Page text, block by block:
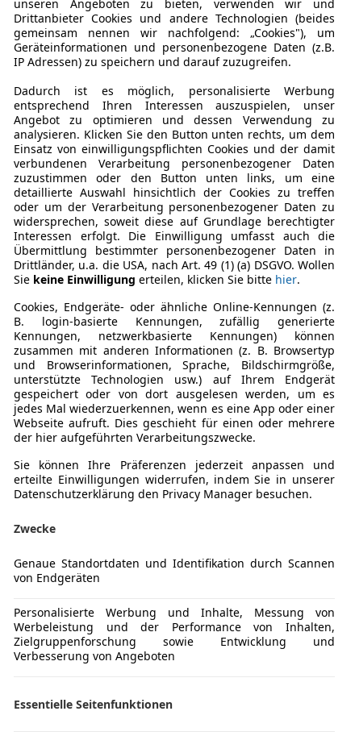
Schadstoffklasse
Euro 6
Kraftstoff
Diesel
Komfort
2-Zonen-
Einparkhilfe
Elektrische
Elektrische
Klimaanlage
Lichtsensor
Start/
Android
Apple
CD
Sicherheit
Mehr anzeigen
Außenfarbe
Silber
Lackierung
Andere
Farbe der Innenausstattung
Schwarz
Innenausstattung
Teilleder
RARE OPPORTUNITY FOR SALE:Volkswagen
history and genuine 8,500 km mileage. A vehicle in
exceptionally high specification is now available.
typical life of a work van; it comes from Germany,
as an in-house vehicle by the Porsche showroom
maximum care and premium maintenance. Year:
kW / 140 HP), reliable and dynamic. Transmission:
Gross weight: 3.5 tons, drivable with a category B
The vehicle is equipped with a wide range of
Adaptive Cruise Control (ACC), Lane Assist,
parking sensors with rear-view camera, heated
3,000 kg tow hitch (6,000 kg total combination
Mehr anzeigen
Mehr anzeigen
unseren Angeboten zu bieten, verwenden wir und
Drittanbieter Cookies und andere Technologien (beides
gemeinsam nennen wir nachfolgend: „Cookies"), um
Geräteinformationen und personenbezogene Daten (z.B.
IP Adressen) zu speichern und darauf zuzugreifen.
Dadurch ist es möglich, personalisierte Werbung
entsprechend Ihren Interessen auszuspielen, unser
Angebot zu optimieren und dessen Verwendung zu
analysieren. Klicken Sie den Button unten rechts, um dem
Einsatz von einwilligungspflichten Cookies und der damit
verbundenen Verarbeitung personenbezogener Daten
zuzustimmen oder den Button unten links, um eine
detaillierte Auswahl hinsichtlich der Cookies zu treffen
oder um der Verarbeitung personenbezogener Daten zu
widersprechen, soweit diese auf Grundlage berechtigter
Interessen erfolgt. Die Einwilligung umfasst auch die
Übermittlung bestimmter personenbezogener Daten in
Drittländer, u.a. die USA, nach Art. 49 (1) (a) DSGVO. Wollen
Sie keine Einwilligung erteilen, klicken Sie bitte hier.
Cookies, Endgeräte- oder ähnliche Online-Kennungen (z.
B. login-basierte Kennungen, zufällig generierte
Kennungen, netzwerkbasierte Kennungen) können
zusammen mit anderen Informationen (z. B. Browsertyp
und Browserinformationen, Sprache, Bildschirmgröße,
unterstützte Technologien usw.) auf Ihrem Endgerät
gespeichert oder von dort ausgelesen werden, um es
jedes Mal wiederzuerkennen, wenn es eine App oder einer
Webseite aufruft. Dies geschieht für einen oder mehrere
der hier aufgeführten Verarbeitungszwecke.
Sie können Ihre Präferenzen jederzeit anpassen und
erteilte Einwilligungen widerrufen, indem Sie in unserer
Datenschutzerklärung den Privacy Manager besuchen.
Zwecke
Genaue Standortdaten und Identifikation durch Scannen
von Endgeräten
Personalisierte Werbung und Inhalte, Messung von
Werbeleistung und der Performance von Inhalten,
Zielgruppenforschung sowie Entwicklung und
Verbesserung von Angeboten
Essentielle Seitenfunktionen